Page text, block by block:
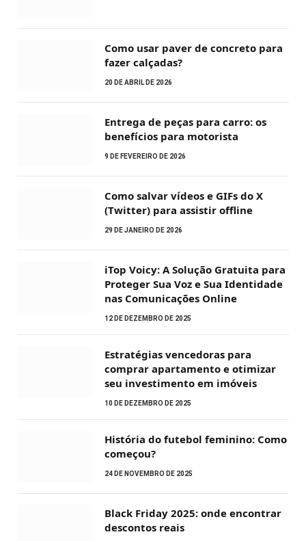
Como usar paver de concreto para
fazer calçadas?
20 DE ABRIL DE 2026
Entrega de peças para carro: os
benefícios para motorista
9 DE FEVEREIRO DE 2026
Como salvar vídeos e GIFs do X
(Twitter) para assistir offline
29 DE JANEIRO DE 2026
iTop Voicy: A Solução Gratuita para
Proteger Sua Voz e Sua Identidade
nas Comunicações Online
12 DE DEZEMBRO DE 2025
Estratégias vencedoras para
comprar apartamento e otimizar
seu investimento em imóveis
10 DE DEZEMBRO DE 2025
História do futebol feminino: Como
começou?
24 DE NOVEMBRO DE 2025
Black Friday 2025: onde encontrar
descontos reais